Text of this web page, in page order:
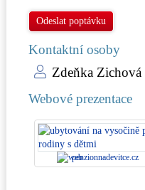
Odeslat poptávku
Kontaktní osoby
Zdeňka Zichová
Webové prezentace
penzionnadevitce.cz